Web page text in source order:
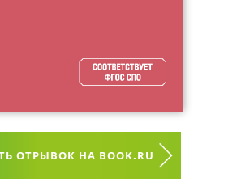
ОТРЫВОК НА BOOK.RU